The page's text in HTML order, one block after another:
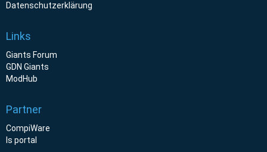
Datenschutzerklärung
Links
Giants Forum
GDN Giants
ModHub
Partner
CompiWare
ls portal